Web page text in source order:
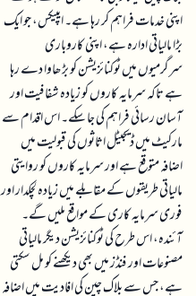
اپنی خدمات فراہم کر رہا ہے۔ ایپیکس، جو ایک
بڑا مالیاتی ادارہ ہے، اپنی کاروباری
سرگرمیوں میں ٹوکنائزیشن کو بڑھاوا دے رہا
ہے تاکہ سرمایہ کاروں کو زیادہ شفافیت اور
آسان رسائی فراہم کی جا سکے۔ اس اقدام سے
مارکیٹ میں ڈیجیٹل اثاثوں کی قبولیت میں
اضافہ متوقع ہے اور سرمایہ کاروں کو روایتی
مالیاتی طریقوں کے مقابلے میں زیادہ لچکدار اور
فوری سرمایہ کاری کے مواقع ملیں گے۔
آئندہ، اس طرح کی ٹوکنائزیشن دیگر مالیاتی
مصنوعات اور فنڈز میں بھی دیکھنے کو مل سکتی
ہے، جس سے بلاک چین کی افادیت میں اضافہ